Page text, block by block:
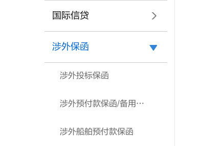
国际信贷
涉外保函
涉外投标保函
涉外预付款保函/备用信用证
涉外船舶预付款保函